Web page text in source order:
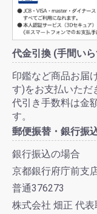
代金引換 (手間い
印鑑など商品お届
す)をお支払いただ
代引き手数料は金
す。
郵便振替・銀行振
銀行振込の場合
京都銀行府庁前支
普通376273
株式会社 畑正 代